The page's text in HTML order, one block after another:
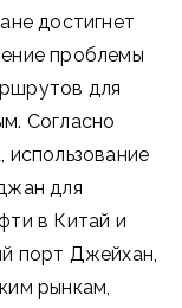
достигнет
проблемы
для
Согласно
использование
для
в Китай и
порт Джейхан,
рынкам,